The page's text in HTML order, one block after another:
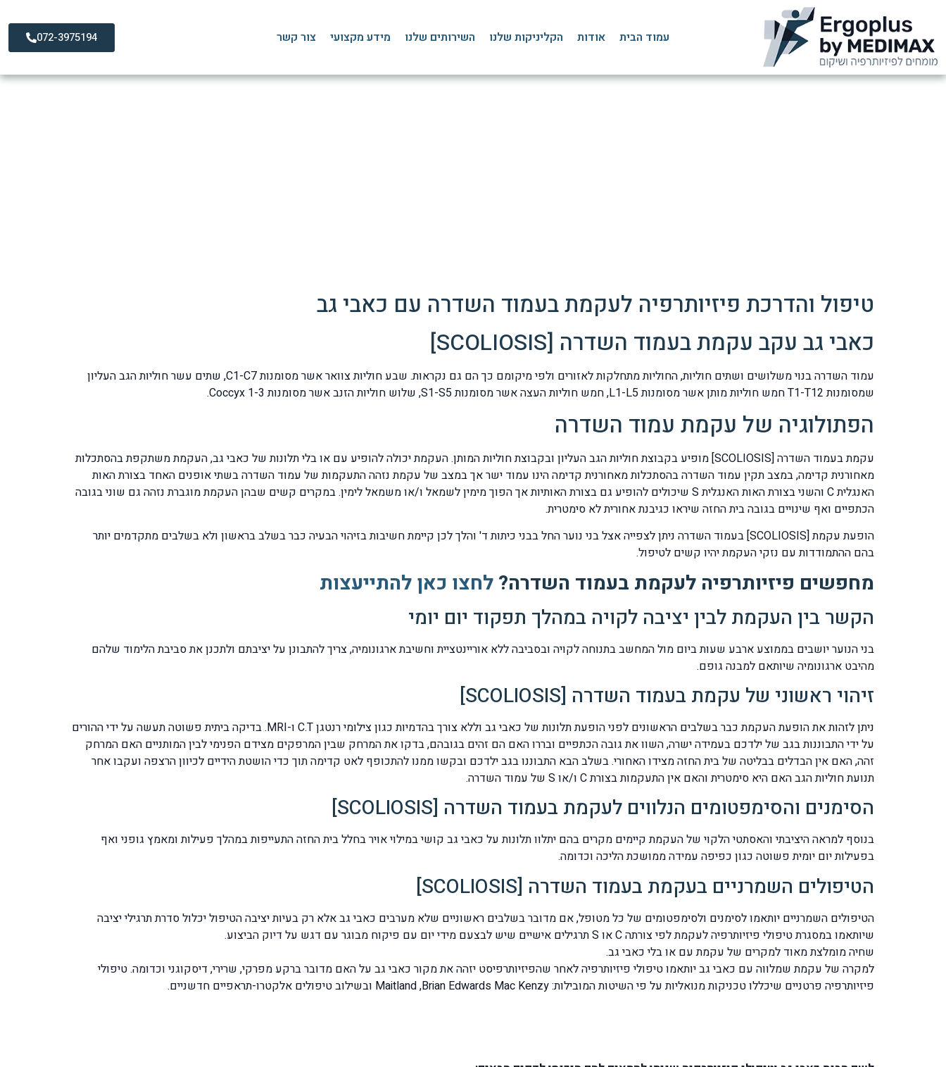
עמוד הבית אודות הקליניקות שלנו השירותים שלנו מידע מקצועי צור קשר 072-3975194
טיפול והדרכת פיזיותרפיה לעקמת בעמוד השדרה עם כאבי גב
כאבי גב עקב עקמת בעמוד השדרה [SCOLIOSIS]
עמוד השדרה בנוי משלושים ושתים חוליות, החוליות מתחלקות לאזורים ולפי מיקומם כך הם גם נקראות. שבע חוליות צוואר אשר מסומנות C1-C7, שתים עשר חוליות הגב העליון
שמסומנות T1-T12 חמש חוליות מותן אשר מסומנות L1-L5, חמש חוליות העצה אשר מסומנות S1-S5, שלוש חוליות הזנב אשר מסומנות 1-3 Coccyx.
הפתולוגיה של עקמת עמוד השדרה
עקמת בעמוד השדרה [SCOLIOSIS] מופיע בקבוצת חוליות הגב העליון ובקבוצת חוליות המותן. העקמת יכולה להופיע עם או בלי תלונות של כאבי גב, העקמת משתקפת בהסתכלות
מאחורנית קדימה, במצב תקין עמוד השדרה בהסתכלות מאחורנית קדימה הינו עמוד ישר אך במצב של עקמת נזהה התעקמות של עמוד השדרה בשתי אופנים האחד בצורת האות
האנגלית C והשני בצורת האות האנגלית S שיכולים להופיע גם בצורת האותיות אך הפוך מימין לשמאל ו/או משמאל לימין. במקרים קשים שבהן העקמת מוגברת נזהה גם שוני בגובה
הכתפיים ואף שינויים בגובה בית החזה שיראו כגיבנת אחורית לא סימטרית.
הופעת עקמת [SCOLIOSIS] בעמוד השדרה ניתן לצפייה אצל בני נוער החל בבני כיתות ד' והלך לכן קיימת חשיבות בזיהוי הבעיה כבר בשלב בראשון ולא בשלבים מתקדמים יותר
בהם ההתמודדות עם נזקי העקמת יהיו קשים לטיפול.
מחפשים פיזיותרפיה לעקמת בעמוד השדרה?לחצו כאן להתייעצות
הקשר בין העקמת לבין יציבה לקויה במהלך תפקוד יום יומי
בני הנוער יושבים בממוצע ארבע שעות ביום מול המחשב בתנוחה לקויה ובסביבה ללא אוריינטציית וחשיבת ארגונומיה, צריך להתבונן על יציבתם ולתכנן את סביבת הלימוד שלהם
מהיבט ארגונומיה שיותאם למבנה גופם.
זיהוי ראשוני של עקמת בעמוד השדרה [SCOLIOSIS]
ניתן לזהות את הופעת העקמת כבר בשלבים הראשונים לפני הופעת תלונות של כאבי גב וללא צורך בהדמיות כגון צילומי רנטגן C.T ו-MRI. בדיקה ביתית פשוטה תעשה על ידי ההורים
על ידי התבוננות בגב של ילדכם בעמידה ישרה, השוו את גובה הכתפיים ובררו האם הם זהים בגובהם, בדקו את המרחק שבין המרפקים מצידם הפנימי לבין המותניים האם המרחק
זהה, האם אין הבדלים בבליטה של בית החזה מצידו האחורי. בשלב הבא התבוננו בגב ילדכם ובקשו ממנו להתכופף לאט קדימה תוך כדי הושטת הידיים לכיוון הרצפה ועקבו אחר
תנועת חוליות הגב האם היא סימטרית והאם אין התעקמות בצורת C ו/או S של עמוד השדרה.
הסימנים והסימפטומים הנלווים לעקמת בעמוד השדרה [SCOLIOSIS]
בנוסף למראה היציבתי והאסתטי הלקוי של העקמת קיימים מקרים בהם יתלוו תלונות על כאבי גב קושי במילוי אויר בחלל בית החזה התעייפות במהלך פעילות ומאמץ גופני ואף
בפעילות יום יומית פשוטה כגון כפיפה עמידה ממושכת הליכה וכדומה.
הטיפולים השמרניים בעקמת בעמוד השדרה [SCOLIOSIS]
הטיפולים השמרניים יותאמו לסימנים ולסימפטומים של כל מטופל, אם מדובר בשלבים ראשוניים שלא מערבים כאבי גב אלא רק בעיות יציבה הטיפול יכלול סדרת תרגילי יציבה
שיותאמו במסגרת טיפולי פיזיותרפיה לעקמת לפי צורתה C או S תרגילים אישיים שיש לבצעם מידי יום עם פיקוח מבוגר עם דגש על דיוק הביצוע.
שחיה מומלצת מאוד למקרים של עקמת עם או בלי כאבי גב.
למקרה של עקמת שמלווה עם כאבי גב יותאמו טיפולי פיזיותרפיה לאחר שהפיזיותרפיסט יזהה את מקור כאבי גב על האם מדובר ברקע מפרקי, שרירי, דיסקוגני וכדומה. טיפולי
פיזיותרפיה פרטניים שיכללו טכניקות מנואליות על פי השיטות המובילות: Maitland ,Brian Edwards Mac Kenzy ובשילוב טיפולים אלקטרו-תראפיים חדשניים.